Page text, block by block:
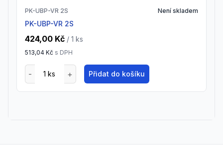
PK-UBP-VR 2S Není skladem
PK-UBP-VR 2S
424,00 Kč / 1 ks
513,04 Kč s DPH
Přidat do košíku